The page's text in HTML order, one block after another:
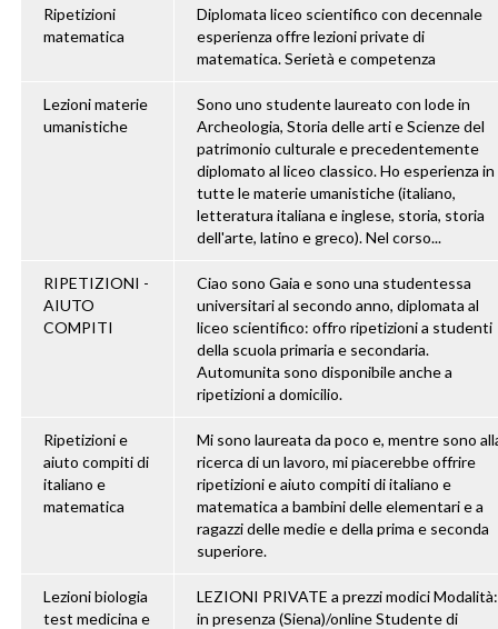
Ripetizioni
matematica
Diplomata liceo scientifico con decennale
esperienza offre lezioni private di
matematica. Serietà e competenza
Lezioni materie
umanistiche
Sono uno studente laureato con lode in
Archeologia, Storia delle arti e Scienze del
patrimonio culturale e precedentemente
diplomato al liceo classico. Ho esperienza in
tutte le materie umanistiche (italiano,
letteratura italiana e inglese, storia, storia
dell'arte, latino e greco). Nel corso...
RIPETIZIONI -
AIUTO
COMPITI
Ciao sono Gaia e sono una studentessa
universitari al secondo anno, diplomata al
liceo scientifico: offro ripetizioni a studenti
della scuola primaria e secondaria.
Automunita sono disponibile anche a
ripetizioni a domicilio.
Ripetizioni e
aiuto compiti di
italiano e
matematica
Mi sono laureata da poco e, mentre sono
ricerca di un lavoro, mi piacerebbe offrire
ripetizioni e aiuto compiti di italiano e
matematica a bambini delle elementari e a
ragazzi delle medie e della prima e seconda
superiore.
Lezioni biologia
test medicina e
LEZIONI PRIVATE a prezzi modici Modalità:
in presenza (Siena)/online Studente di